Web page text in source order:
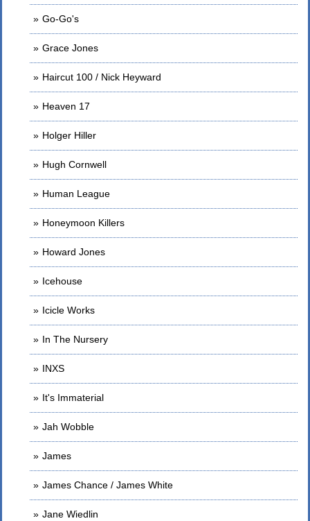
Go-Go's
Grace Jones
Haircut 100 / Nick Heyward
Heaven 17
Holger Hiller
Hugh Cornwell
Human League
Honeymoon Killers
Howard Jones
Icehouse
Icicle Works
In The Nursery
INXS
It's Immaterial
Jah Wobble
James
James Chance / James White
Jane Wiedlin